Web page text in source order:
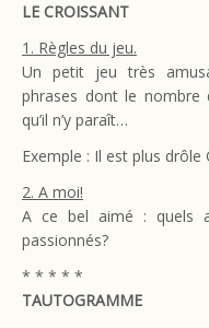
LE CROISSANT
1. Règles du jeu.
Un petit jeu très
phrases dont le nombre
qu’il n’y paraît…
Exemple : Il est plus drôle
2. A moi!
A ce bel aimé : quels
passionnés?
* * * * *
TAUTOGRAMME